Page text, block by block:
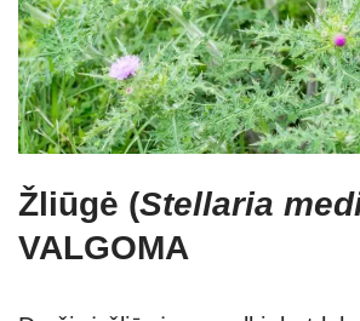
Žliūgė (Stellaria
VALGOMA